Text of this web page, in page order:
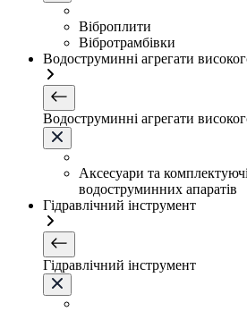
Віброплити
Вібротрамбівки
Водоструминні агрегати
Водоструминні агрегати
Аксесуари та
водоструминних апаратів
Гідравлічний інструмент
Гідравлічний інструмент